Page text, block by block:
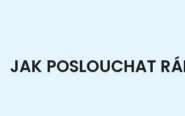
JAK POSLOUCHAT